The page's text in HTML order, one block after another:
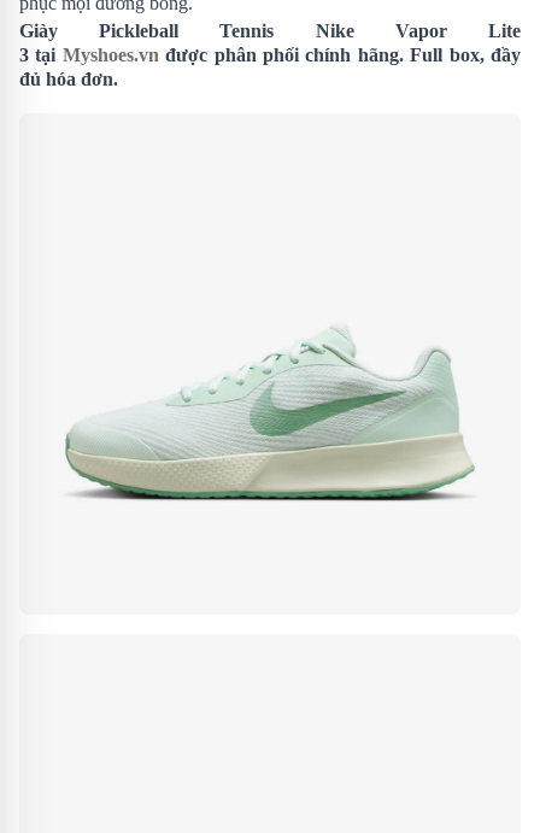
Giày Pickleball Tennis Nike Vapor Lite
3 tại Myshoes.vn được phân phối chính hãng. Full box, đầy
đủ hóa đơn.